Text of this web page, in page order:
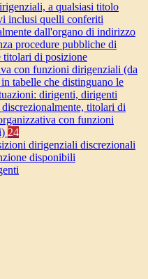
a qualsiasi titolo
inclusi quelli conferiti
dall'organo di indirizzo
procedure pubbliche di
titolari di posizione
con funzioni dirigenziali (da
tabelle che distinguano le
dirigenti, dirigenti
titolari di
con funzioni
24
dirigenziali discrezionali
disponibili